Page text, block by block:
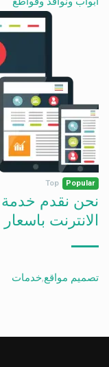
Popular
Top
نحن نقدم خدمة
الانترنت
تصميم مواقع,خدمات